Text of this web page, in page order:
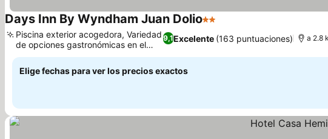
Days Inn By Wyndham Juan Dolio2 Estrellas
9,1Excelente (163 puntuaciones)
Piscina exterior acogedora, Variedad
de opciones gastronómicas en el
hotel
a 2.8
Elige fechas para ver los precios exactos